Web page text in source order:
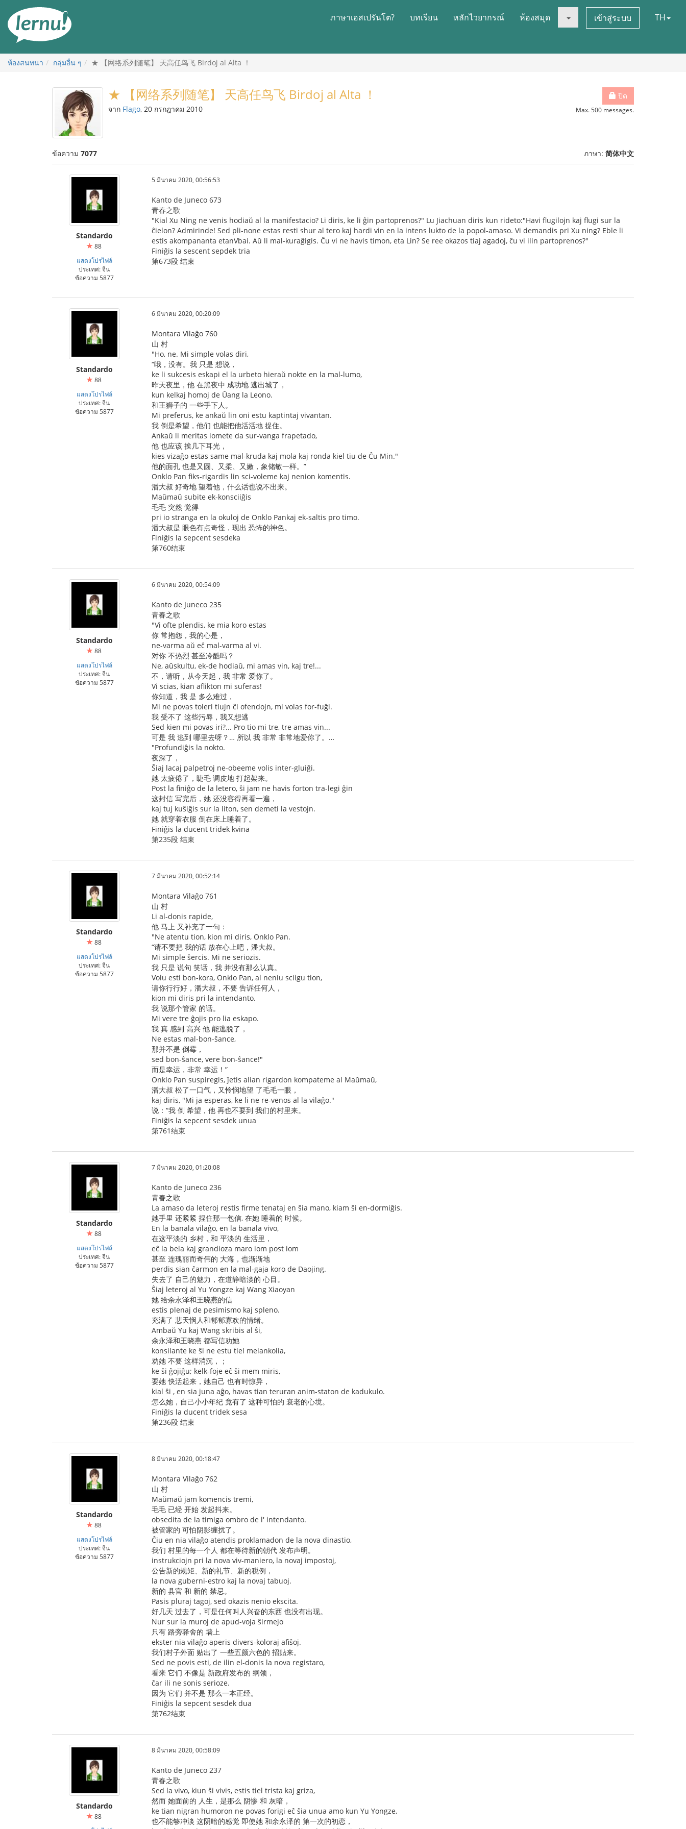
สารบัญ
ภาษาเอสเปรันโต? บทเรียน หลักไวยากรณ์ ห้องสมุด เข้าสู่ระบบ TH
ห้องสนทนา กลุ่มอื่น ๆ ★ 【网络系列随笔】 天高任鸟飞 Birdoj al Alta ！
ปิด
Max. 500 messages.
★ 【网络系列随笔】 天高任鸟飞 Birdoj al Alta ！
จาก Flago, 20 กรกฎาคม 2010
ข้อความ 7077 ภาษา: 简体中文
Standardo
88
แสดงโปรไฟล์
ประเทศ: จีน
ข้อความ 5877
5 มีนาคม 2020, 00:56:53
Kanto de Juneco 673
青春之歌
"Kial Xu Ning ne venis hodiaŭ al la manifestacio? Li diris, ke li ĝin partoprenos?" Lu Jiachuan diris kun rideto:"Havi flugilojn kaj flugi sur la
ĉielon? Admirinde! Sed pli-none estas resti shur al tero kaj hardi vin en la intens lukto de la popol-amaso. Vi demandis pri Xu ning? Eble li
estis akompananta etanVbai. Aŭ li mal-kuraĝigis. Ĉu vi ne havis timon, eta Lin? Se ree okazos tiaj agadoj, ĉu vi ilin partoprenos?"
Finiĝis la sescent sepdek tria
第673段 结束
Standardo
88
แสดงโปรไฟล์
ประเทศ: จีน
ข้อความ 5877
6 มีนาคม 2020, 00:20:09
Montara Vilaĝo 760
山 村
"Ho, ne. Mi simple volas diri,
“哦，没有。我 只是 想说，
ke li sukcesis eskapi el la urbeto hieraŭ nokte en la mal-lumo,
昨天夜里，他 在黑夜中 成功地 逃出城了，
kun kelkaj homoj de Ŭang la Leono.
和王狮子的 一些手下人。
Mi preferus, ke ankaŭ lin oni estu kaptintaj vivantan.
我 倒是希望，他们 也能把他活活地 捉住。
Ankaŭ li meritas iomete da sur-vanga frapetado,
他 也应该 挨几下耳光，
kies vizaĝo estas same mal-kruda kaj mola kaj ronda kiel tiu de Ĉu Min."
他的面孔 也是又圆、又柔、又嫩，象储敏一样。”
Onklo Pan fiks-rigardis lin sci-voleme kaj nenion komentis.
潘大叔 好奇地 望着他，什么话也说不出来。
Maŭmaŭ subite ek-konsciiĝis
毛毛 突然 觉得
pri io stranga en la okuloj de Onklo Pankaj ek-saltis pro timo.
潘大叔是 眼色有点奇怪，现出 恐怖的神色。
Finiĝis la sepcent sesdeka
第760结束
Standardo
88
แสดงโปรไฟล์
ประเทศ: จีน
ข้อความ 5877
6 มีนาคม 2020, 00:54:09
Kanto de Juneco 235
青春之歌
"Vi ofte plendis, ke mia koro estas
你 常抱怨，我的心是，
ne-varma aŭ eĉ mal-varma al vi.
对你 不热烈 甚至冷酷吗？
Ne, aŭskultu, ek-de hodiaŭ, mi amas vin, kaj tre!...
不，请听，从今天起，我 非常 爱你了。
Vi scias, kian aflikton mi suferas!
你知道，我 是 多么难过，
Mi ne povas toleri tiujn ĉi ofendojn, mi volas for-fuĝi.
我 受不了 这些污辱，我又想逃
Sed kien mi povas iri?... Pro tio mi tre, tre amas vin...
可是 我 逃到 哪里去呀？… 所以 我 非常 非常地爱你了。…
"Profundiĝis la nokto.
夜深了，
Ŝiaj lacaj palpetroj ne-obeeme volis inter-gluiĝi.
她 太疲倦了，睫毛 调皮地 打起架来。
Post la finiĝo de la letero, ŝi jam ne havis forton tra-legi ĝin
这封信 写完后，她 还没容得再看一遍，
kaj tuj kuŝiĝis sur la liton, sen demeti la vestojn.
她 就穿着衣服 倒在床上睡着了。
Finiĝis la ducent tridek kvina
第235段 结束
Standardo
88
แสดงโปรไฟล์
ประเทศ: จีน
ข้อความ 5877
7 มีนาคม 2020, 00:52:14
Montara Vilaĝo 761
山 村
Li al-donis rapide,
他 马上 又补充了一句：
"Ne atentu tion, kion mi diris, Onklo Pan.
“请不要把 我的话 放在心上吧，潘大叔。
Mi simple ŝercis. Mi ne seriozis.
我 只是 说句 笑话，我 并没有那么认真。
Volu esti bon-kora, Onklo Pan, al neniu sciigu tion,
请你行行好，潘大叔，不要 告诉任何人，
kion mi diris pri la intendanto.
我 说那个管家 的话。
Mi vere tre ĝojis pro lia eskapo.
我 真 感到 高兴 他 能逃脱了，
Ne estas mal-bon-ŝance,
那并不是 倒霉，
sed bon-ŝance, vere bon-ŝance!"
而是幸运，非常 幸运！”
Onklo Pan suspiregis, ĵetis alian rigardon kompateme al Maŭmaŭ,
潘大叔 松了一口气，又怜悯地望 了毛毛一眼，
kaj diris, "Mi ja esperas, ke li ne re-venos al la vilaĝo."
说：“我 倒 希望，他 再也不要到 我们的村里来。
Finiĝis la sepcent sesdek unua
第761结束
Standardo
88
แสดงโปรไฟล์
ประเทศ: จีน
ข้อความ 5877
7 มีนาคม 2020, 01:20:08
Kanto de Juneco 236
青春之歌
La amaso da leteroj restis firme tenataj en ŝia mano, kiam ŝi en-dormiĝis.
她手里 还紧紧 捏住那一包信, 在她 睡着的 时候。
En la banala vilaĝo, en la banala vivo,
在这平淡的 乡村，和 平淡的 生活里，
eĉ la bela kaj grandioza maro iom post iom
甚至 连瑰丽而奇伟的 大海，也渐渐地
perdis sian ĉarmon en la mal-gaja koro de Daojing.
失去了 自己的魅力，在道静暗淡的 心目。
Ŝiaj leteroj al Yu Yongze kaj Wang Xiaoyan
她 给余永泽和王晓燕的信
estis plenaj de pesimismo kaj spleno.
充满了 悲天悯人和郁郁寡欢的情绪。
Ambaŭ Yu kaj Wang skribis al ŝi,
余永泽和王晓燕 都写信劝她
konsilante ke ŝi ne estu tiel melankolia,
劝她 不要 这样消沉，；
ke ŝi ĝojiĝu; kelk-foje eĉ ŝi mem miris,
要她 快活起来，她自己 也有时惊异，
kial ŝi , en sia juna aĝo, havas tian teruran anim-staton de kadukulo.
怎么她，自己小小年纪 竟有了 这种可怕的 衰老的心境。
Finiĝis la ducent tridek sesa
第236段 结束
Standardo
88
แสดงโปรไฟล์
ประเทศ: จีน
ข้อความ 5877
8 มีนาคม 2020, 00:18:47
Montara Vilaĝo 762
山 村
Maŭmaŭ jam komencis tremi,
毛毛 已经 开始 发起抖来。
obsedita de la timiga ombro de l' intendanto.
被管家的 可怕阴影缠扰了。
Ĉiu en nia vilaĝo atendis proklamadon de la nova dinastio,
我们 村里的每一个人 都在等待新的朝代 发布声明。
instrukciojn pri la nova viv-maniero, la novaj impostoj,
公告新的规矩、新的礼节、新的税例，
la nova guberni-estro kaj la novaj tabuoj.
新的 县官 和 新的 禁忌。
Pasis pluraj tagoj, sed okazis nenio ekscita.
好几天 过去了，可是任何叫人兴奋的东西 也没有出现。
Nur sur la muroj de apud-voja ŝirmejo
只有 路旁驿舍的 墙上
ekster nia vilaĝo aperis divers-koloraj afiŝoj.
我们村子外面 贴出了 一些五颜六色的 招贴来。
Sed ne povis esti, de ilin el-donis la nova registaro,
看来 它们 不像是 新政府发布的 纲领，
ĉar ili ne sonis serioze.
因为 它们 并不是 那么一本正经。
Finiĝis la sepcent sesdek dua
第762结束
Standardo
88
8 มีนาคม 2020, 00:58:09
Kanto de Juneco 237
青春之歌
Sed la vivo, kiun ŝi vivis, estis tiel trista kaj griza,
然而 她面前的 人生，是那么 阴惨 和 灰暗，
ke tian nigran humoron ne povas forigi eĉ ŝia unua amo kun Yu Yongze,
也不能够冲淡 这阴暗的感觉 即使她 和余永泽的 第一次的初恋，